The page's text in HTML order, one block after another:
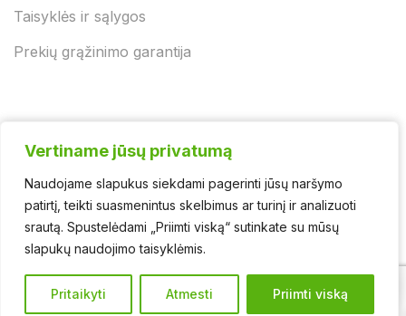
Vertiname jūsų privatumą
Naudojame slapukus siekdami pagerinti jūsų naršymo
patirtį, teikti suasmenintus skelbimus ar turinį ir analizuoti
srautą. Spustelėdami „Priimti viską“ sutinkate su mūsų
slapukų naudojimo taisyklėmis.
Pritaikyti Atmesti Priimti viską
Vertiname jūsų privatumą
Naudojame slapukus siekdami pagerinti jūsų naršymo
patirtį, teikti suasmenintus skelbimus ar turinį ir analizuoti
srautą. Spustelėdami „Priimti viską“ sutinkate su mūsų
slapukų naudojimo taisyklėmis.
Pritaikyti Atmesti Priimti viską
Taisyklės ir sąlygos
Prekių grąžinimo garantija
© 2025 - UAB "Jurgėnų biokuras" | Švaros asortimentas